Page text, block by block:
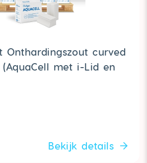
Onthardingszout curved
met i-Lid en
Bekijk details